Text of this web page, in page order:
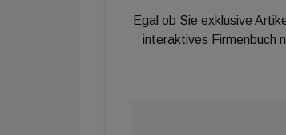
Preisdynamik wird abflachen.“
Egal ob Sie exklusive
interaktives Firmenbuch